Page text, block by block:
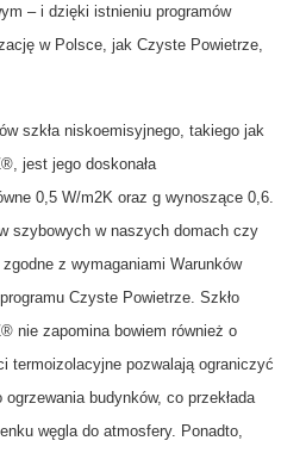
– i dzięki istnieniu programów
w Polsce, jak Czyste Powietrze,
szkła niskoemisyjnego, takiego jak
jest jego doskonała
0,5 W/m2K oraz g wynoszące 0,6.
szybowych w naszych domach czy
z wymaganiami Warunków
Czyste Powietrze. Szkło
nie zapomina bowiem również o
termoizolacyjne pozwalają ograniczyć
budynków, co przekłada
węgla do atmosfery. Ponadto,